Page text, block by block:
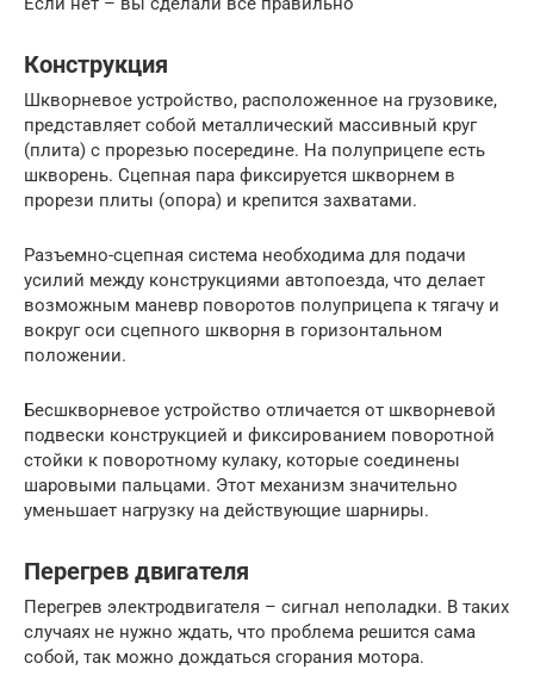
Конструкция
Шкворневое устройство, расположенное на грузовике,
представляет собой металлический массивный круг
(плита) с прорезью посередине. На полуприцепе есть
шкворень. Сцепная пара фиксируется шкворнем в
прорези плиты (опора) и крепится захватами.
Разъемно-сцепная система необходима для подачи
усилий между конструкциями автопоезда, что делает
возможным маневр поворотов полуприцепа к тягачу и
вокруг оси сцепного шкворня в горизонтальном
положении.
Бесшкворневое устройство отличается от шкворневой
подвески конструкцией и фиксированием поворотной
стойки к поворотному кулаку, которые соединены
шаровыми пальцами. Этот механизм значительно
уменьшает нагрузку на действующие шарниры.
Перегрев двигателя
Перегрев электродвигателя – сигнал неполадки. В таких
случаях не нужно ждать, что проблема решится сама
собой, так можно дождаться сгорания мотора.